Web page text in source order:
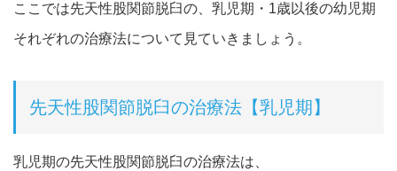
ここでは先天性股関節脱臼の、乳児期・1歳以後の幼児期
それぞれの治療法について見ていきましょう。
先天性股関節脱臼の治療法【乳児期】
乳児期の先天性股関節脱臼の治療法は、